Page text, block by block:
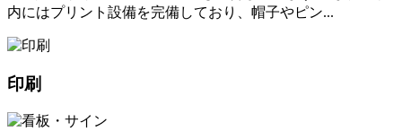
内にはプリント設備を完備しており、帽子やピン...
印刷